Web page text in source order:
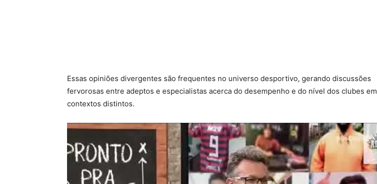
Essas opiniões divergentes são frequentes no universo desportivo, gerando discussões
fervorosas entre adeptos e especialistas acerca do desempenho e do nível dos clubes em
contextos distintos.